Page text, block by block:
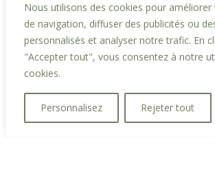
Nous utilisons des cookies pour améliorer
de navigation, diffuser des publicités ou
personnalisés et analyser notre trafic. En
"Accepter tout", vous consentez à notre
cookies.
Personnalisez Rejeter tout
Procès Verbal
CM du 28 08
2025
Nov 1, 2025
CM
Août
« Entrées précédentes